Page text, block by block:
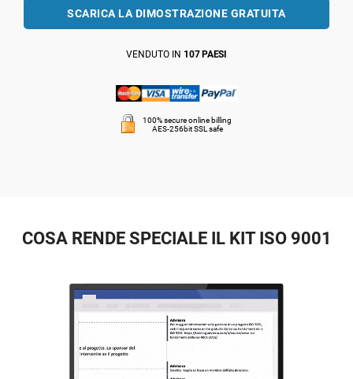
SCARICA LA DIMOSTRAZIONE GRATUITA
VENDUTO IN 107 PAESI
100% secure online billing
AES-256bit SSL safe
COSA RENDE SPECIALE IL KIT ISO 9001